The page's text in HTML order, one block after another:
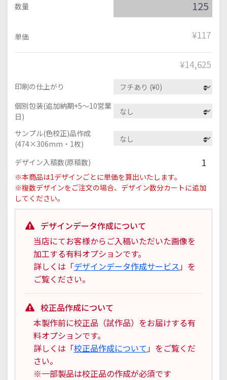
数量
単価 ¥117
¥14,625
印刷の仕上がり
個別包装(追加納期+5～10営業
日)
サンプル(色校正)品作成
(474×306mm・1枚)
デザイン入稿数(原稿数)
1
※本商品は1デザインごとに単価を算出いたします。
※複数デザインをご注文の場合、デザイン数分カートに追加
してください。
デザインデータ作成について
当店にてお客様からご入稿いただいた画像を
加工する有料オプションです。
詳しくは「デザインデータ作成サービス 」を
ご覧ください。
校正品作成について
本製作前に校正品（試作品）をお届けする有
料オプションです。
詳しくは「校正品作成について 」をご覧くだ
さい。
※一部製品は校正品の作成が必須です